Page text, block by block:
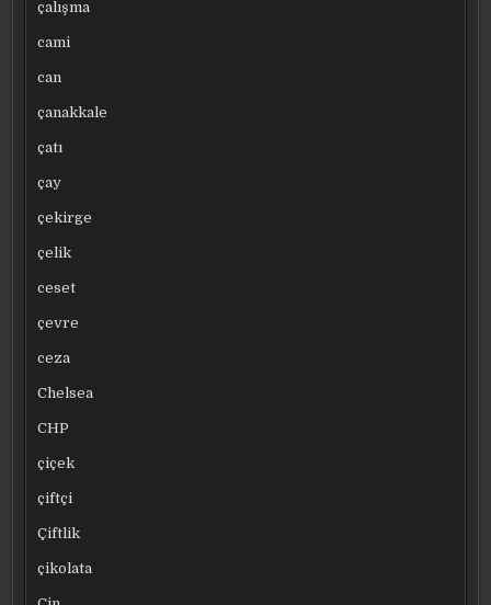
çalışma
cami
can
çanakkale
çatı
çay
çekirge
çelik
ceset
çevre
ceza
Chelsea
CHP
çiçek
çiftçi
Çiftlik
çikolata